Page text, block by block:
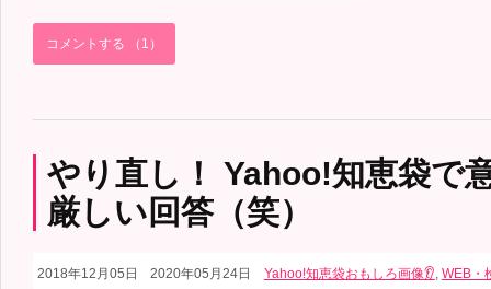
コメントする （1）
やり直し！ Yahoo!知恵袋で
厳しい回答（笑）
2018年12月05日 2020年05月24日 Yahoo!知恵袋おもしろ画像👂, WEB・